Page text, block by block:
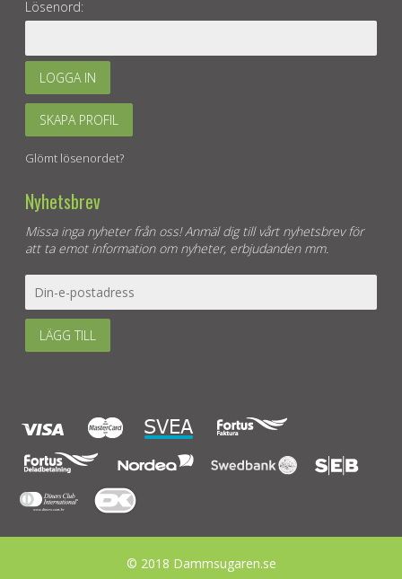
Lösenord:
LOGGA IN
SKAPA PROFIL
Glömt lösenordet?
Nyhetsbrev
Missa inga nyheter från oss! Anmäl dig till vårt nyhetsbrev för
att ta emot information om nyheter, erbjudanden mm.
LÄGG TILL
© 2018 Dammsugaren.se